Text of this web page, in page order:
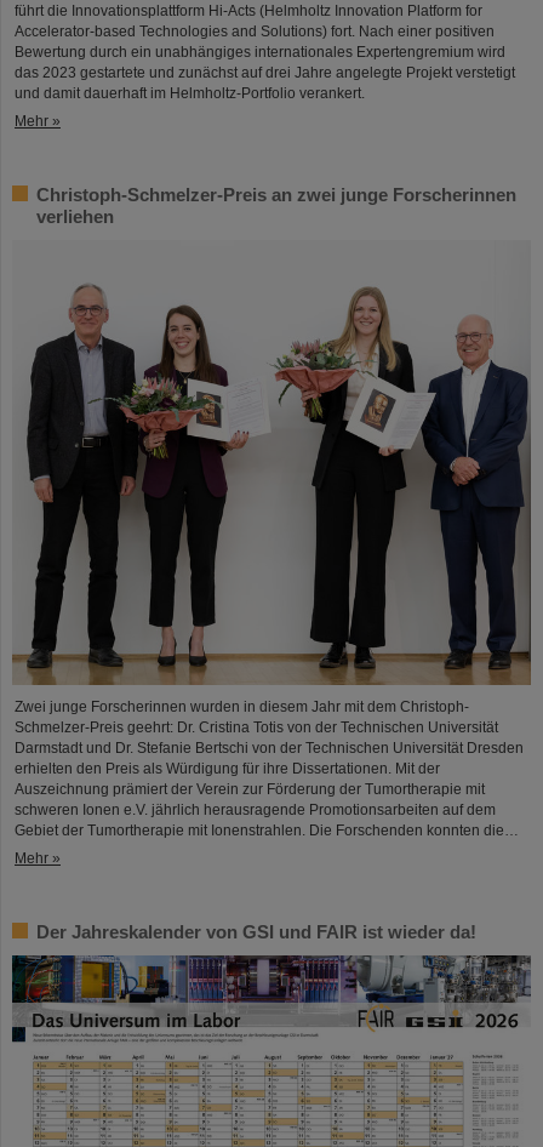
führt die Innovationsplattform Hi-Acts (Helmholtz Innovation Platform for
Accelerator-based Technologies and Solutions) fort. Nach einer positiven
Bewertung durch ein unabhängiges internationales Expertengremium wird
das 2023 gestartete und zunächst auf drei Jahre angelegte Projekt verstetigt
und damit dauerhaft im Helmholtz-Portfolio verankert.
Mehr »
Christoph-Schmelzer-Preis an zwei junge Forscherinnen
verliehen
Zwei junge Forscherinnen wurden in diesem Jahr mit dem Christoph-
Schmelzer-Preis geehrt: Dr. Cristina Totis von der Technischen Universität
Darmstadt und Dr. Stefanie Bertschi von der Technischen Universität Dresden
erhielten den Preis als Würdigung für ihre Dissertationen. Mit der
Auszeichnung prämiert der Verein zur Förderung der Tumortherapie mit
schweren Ionen e.V. jährlich herausragende Promotionsarbeiten auf dem
Gebiet der Tumortherapie mit Ionenstrahlen. Die Forschenden konnten die…
Mehr »
Der Jahreskalender von GSI und FAIR ist wieder da!